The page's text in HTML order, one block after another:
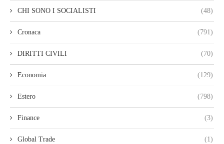
CHI SONO I SOCIALISTI (48)
Cronaca (791)
DIRITTI CIVILI (70)
Economia (129)
Estero (798)
Finance (3)
Global Trade (1)